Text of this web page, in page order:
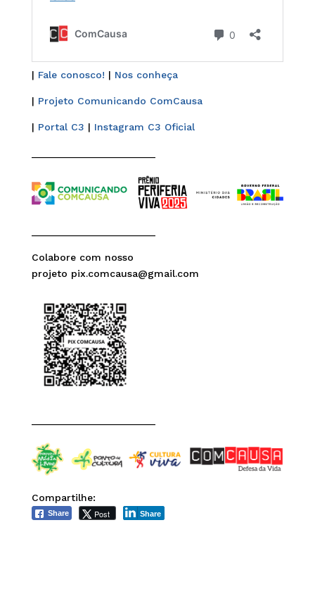
| Fale conosco! | Nos conheça
| Projeto Comunicando ComCausa
| Portal C3 | Instagram C3 Oficial
Colabore com nosso
projeto pix.comcausa@gmail.com
Compartilhe:
Share Post Share